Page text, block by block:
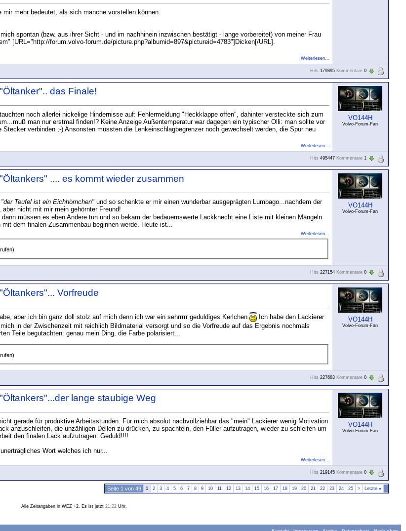
mehr bedeutet, als sich manche vorstellen können.
spontan (bzw. aus ihrer Sicht - und im nachhinein inzwischen bestätigt - lange vorbereitet) von meiner Frau
[URL="http://forum.volvo-forum.de/picture.php?albumid=897&pictureid=4783"]Dicken[/URL].
Weiterlesen...
Hits 179895 Kommentare 0
das Finale!
noch allerlei nickelige Hindernisse auf: Fehlermeldung "Heckklappe offen", dahinter versteckte sich zum
man nur erstmal finden!? Keine Anzeige Außentemperatur war dagegen ein typischer Olli: man sollte vor
verbinden ;-) Ansonsten müssten die Lenkeinschlagbegrenzer noch gewechselt werden, die Spur neu
Weiterlesen...
VO144H
Volvo-Forum-Fan
Hits 495447 Kommentare 1
.... es kommt wieder zusammen
"der Teufel ist ein Eichhörnchen" und so schenkte er mir einen wunderbar ausgeprägten Lumbago...nachdem der
aber nicht mit mir mein gehörnter Freund!
müssen es eben Andere tun und so bekam der bedauernswerte Lackknecht eine Liste mit kleinen Mängeln
dem finalen Zusammenbau beginnen werde. Heute ist...
Weiterlesen...
VO144H
Volvo-Forum-Fan
Hits 227154 Kommentare 0
Vorfreude
aber ich bin ganz doll stolz auf mich denn ich war ein sehrrrrr geduldiges Kerlchen
Ich habe den Lackierer
in der Zwischenzeit mit reichlich Bildmaterial versorgt und so die Vorfreude auf das Ergebnis nochmals
Teile begutachten: genau mein Ding, die Farbe polarisiert...
VO144H
Volvo-Forum-Fan
Hits 227683 Kommentare 0
lange staubige Weg
gerade für produktive Arbeitsstunden. Für mich absolut nachvollziehbar das "mein" Lackierer wenig Motivation
anzuschleifen, die unzähligen Dellen zu drücken, zu spachteln, den Füller aufzutragen, wieder zu schleifen um
den finalen Lack aufzutragen. Geduld!!!!
Wort welches ich nur...
Weiterlesen...
VO144H
Volvo-Forum-Fan
Hits 219145 Kommentare 0
Seite 1 von 49 1 2 3 4 5 6 7 8 9 10 11 12 13 14 15 16 17 18 19 20 21 22 23 24 25 > Letzte »
Alle Zeitangaben in WEZ +2. Es ist jetzt 21:22 Uhr.